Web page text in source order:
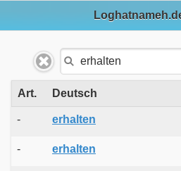
Art. Deutsch
- erhalten
- erhalten